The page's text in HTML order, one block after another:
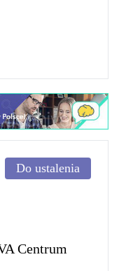
Do ustalenia
Centrum